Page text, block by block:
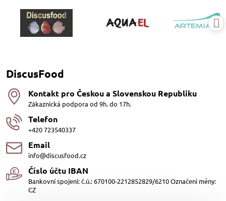
DiscusFood
Kontakt pro Českou a Slovenskou Republiku
Zákaznická podpora od 9h. do 17h.
Telefon
+420 723540337
Email
info@discusfood.cz
Číslo účtu IBAN
Bankovní spojení: č.ú.: 670100-2212852829/6210 Označení měny:
CZ